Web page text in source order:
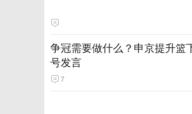
争冠需要做什么？申京提升
号发言
7